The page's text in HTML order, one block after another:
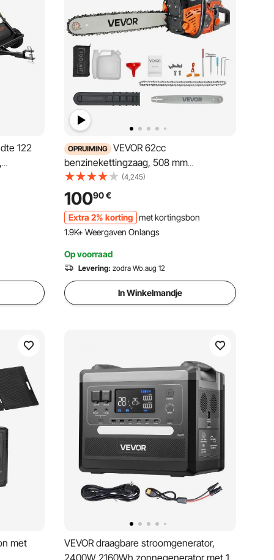
122
voor
OPRUIMING VEVOR 62cc
benzinekettingzaag, 508 mm
kettingzaag, krachtige zaag van 3,6 pk
met antisliphandgreep, twee
brandstoftanks en noodstopfunctie,
max. 11.800 tpm, voor houtkap, snoeien
en ruimen van bomen
(4,245)
10090€
Extra 2% korting met kortingsbon
1.9K+ Weergaven Onlangs
Op voorraad
Levering: zodra Wo.aug 12
In Winkelmandje
met
VEVOR draagbare stroomgenerator,
2400W 2160Wh zonnegenerator met 10